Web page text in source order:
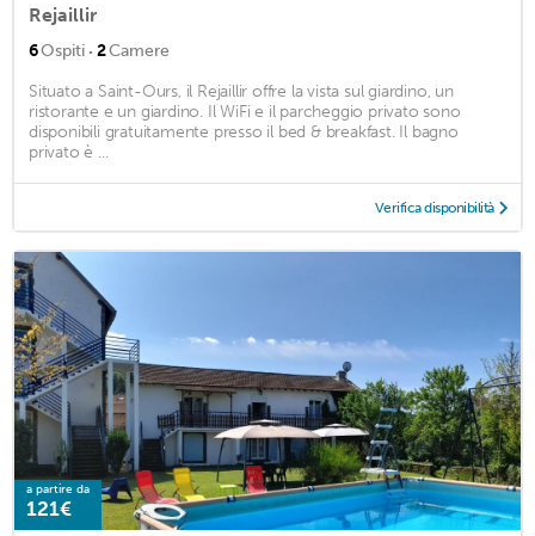
Rejaillir
6Ospiti · 2Camere
Situato a Saint-Ours, il Rejaillir offre la vista sul giardino, un
ristorante e un giardino. Il WiFi e il parcheggio privato sono
disponibili gratuitamente presso il bed & breakfast. Il bagno
privato è ...
Verifica disponibilità
a partire da
121€